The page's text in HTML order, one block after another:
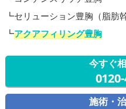
┗セリューション豊胸（脂肪
┗アクアフィリング豊胸
今すぐ
施術・